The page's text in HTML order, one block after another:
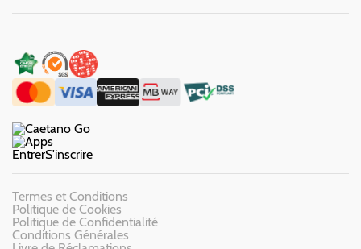
EntrerS'inscrire
Termes et Conditions
Politique de Cookies
Politique de Confidentialité
Conditions Générales